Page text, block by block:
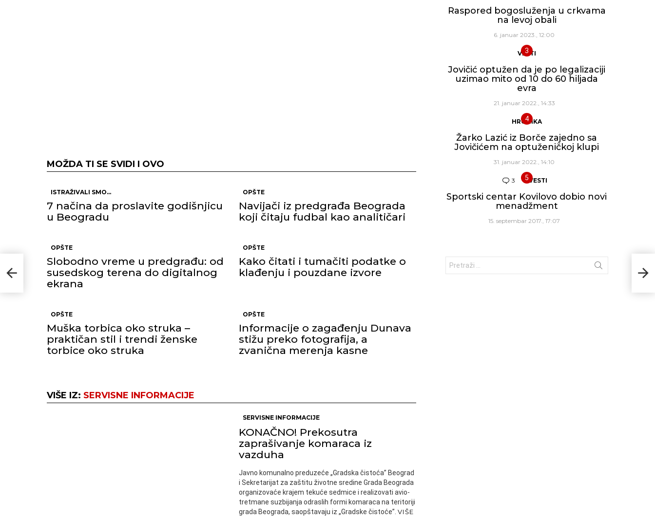
MOŽDA TI SE SVIDI I OVO
ISTRAŽIVALI SMO...
7 načina da proslavite godišnjicu
u Beogradu
OPŠTE
Navijači iz predgrađa Beograda
koji čitaju fudbal kao analitičari
OPŠTE
Slobodno vreme u predgrađu: od
susedskog terena do digitalnog
ekrana
OPŠTE
Kako čitati i tumačiti podatke o
klađenju i pouzdane izvore
OPŠTE
Muška torbica oko struka –
praktičan stil i trendi ženske
torbice oko struka
OPŠTE
Informacije o zagađenju Dunava
stižu preko fotografija, a
zvanična merenja kasne
VIŠE IZ: SERVISNE INFORMACIJE
SERVISNE INFORMACIJE
KONAČNO! Prekosutra
zaprašivanje komaraca iz
vazduha
Javno komunalno preduzeće „Gradska čistoća” Beograd
i Sekretarijat za zaštitu životne sredine Grada Beograda
organizovaće krajem tekuće sedmice i realizovati avio-
tretmane suzbijanja odraslih formi komaraca na teritoriji
grada Beograda, saopštavaju iz „Gradske čistoće”. VIŠE
i
Raspored bogosluženja u crkvama
na levoj obali
6. januar 2023., 12:00
VESTI
Jovičić optužen da je po legalizaciji
uzimao mito od 10 do 60 hiljada
evra
21. januar 2022., 14:33
HRONIKA
Žarko Lazić iz Borče zajedno sa
Jovičićem na optuženičkoj klupi
31. januar 2022., 14:10
3 Komentara
VESTI
Sportski centar Kovilovo dobio novi
menadžment
15. septembar 2017., 17:07